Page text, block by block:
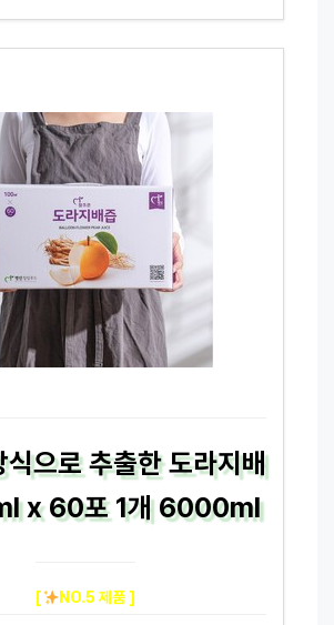
식으로 추출한 도라지배
x 60포 1개 6000ml
[ NO.5 제품 ]